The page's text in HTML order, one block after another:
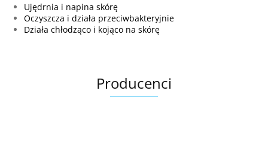
Ujędrnia i napina skórę
Oczyszcza i działa przeciwbakteryjnie
Działa chłodząco i kojąco na skórę
Producenci